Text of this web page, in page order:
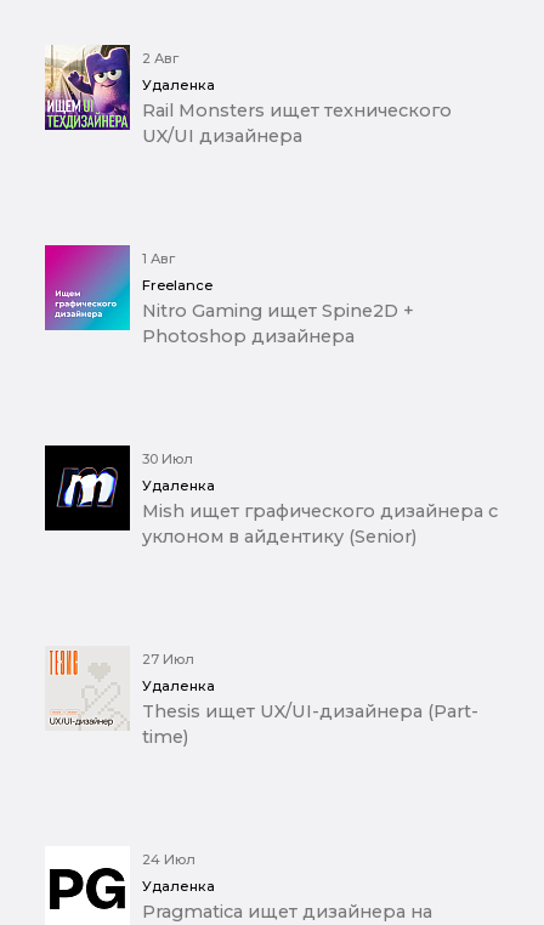
2 Авг
Удаленка
Rail Monsters ищет технического
UX/UI дизайнера
1 Авг
Freelance
Nitro Gaming ищет Spine2D +
Photoshop дизайнера
30 Июл
Удаленка
Mish ищет графического дизайнера с
уклоном в айдентику (Senior)
27 Июл
Удаленка
Thesis ищет UX/UI-дизайнера (Part-
time)
24 Июл
Удаленка
Pragmatica ищет дизайнера на